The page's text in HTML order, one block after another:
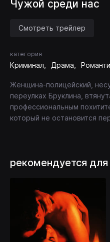
Чужой среди нас
Смотреть трейлер
категория
Криминал Драма
Женщина-полицейский,
переулках Бруклина,
профессиональным
который не остановится
рекомендуется для